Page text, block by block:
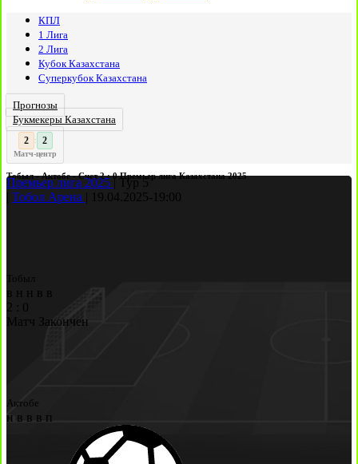
КПЛ
1 Лига
2 Лига
Кубок Казахстана
Суперкубок Казахстана
Прогнозы
Букмекеры Казахстана
: 2
Матч-центр
Тобыл - Актобе - Счет 2 : 0 Премьер лига Казахстана 2025
Премьер лига 2025 | Тур 5
Тобол Арена 19.04.2025- 19:00
Тобыл
в н н в в
2
0
Матч Закончен
Актобе
н в в в п